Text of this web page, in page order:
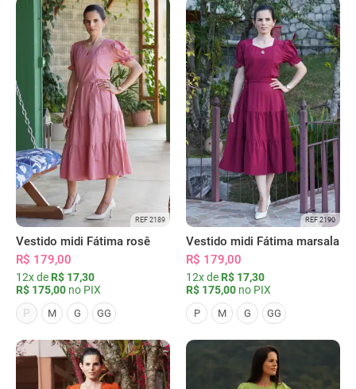
REF 2189
Vestido midi Fátima rosê
R$ 179,00
12x de R$ 17,30
R$ 175,00 no PIX
P
M G GG
REF 2190
Vestido midi Fátima marsala
R$ 179,00
12x de R$ 17,30
R$ 175,00 no PIX
P M G GG